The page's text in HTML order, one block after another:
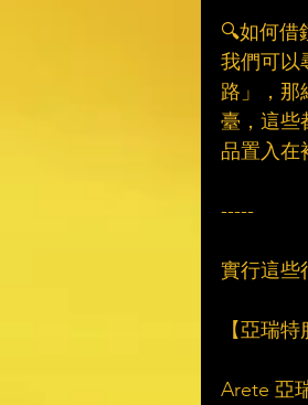
🔍如何借
我們可以
路」，那
臺，這些
品置入在
-----​
實行這些
【亞瑞
Arete 亞